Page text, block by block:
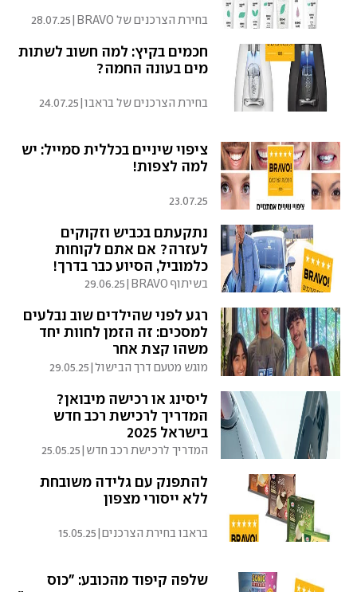
בחירת הצרכנים של BRAVO 28.07.25
חכמים בקיץ: למה חשוב לשתות
מים בעונה החמה?
בחירת הצרכנים של בראבו|
24.07.25
ציפוי שיניים בכללית סמייל: יש
למה לצפות!
23.07.25
נתקעתם בכביש וזקוקים
לעזרה? אם אתם לקוחות
כלמוביל, הסיוע כבר בדרך!
בשיתוף BRAVO 29.06.25
רגע לפני שהילדים שוב נבלעים
למסכים: זה הזמן לחוות יחד
משהו קצת אחר
מוגש מטעם דרך הבישול|
29.05.25
ליסינג או רכישה מיבואן?
המדריך לרכישת רכב חדש
בישראל 2025
המדריך לרכישת רכב חדש 25.05.25
להתפנק עם גלידה משובחת
ללא ייסורי מצפון
בראבו בחירת הצרכנים 15.05.25
שלפה קיפוד מהכובע: "כוס